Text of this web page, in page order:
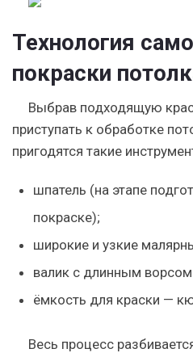
Технология
покраски
Выбрав подходящую
приступать к обработке
пригодятся такие
шпатель (на этапе
покраске);
широкие и узкие
валик с длинным
ёмкость для краски —
Весь процесс